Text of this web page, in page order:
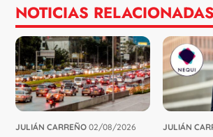
NOTICIAS RELACIONADAS
JULIÁN CARREÑO 02/08/2026 JULIÁN